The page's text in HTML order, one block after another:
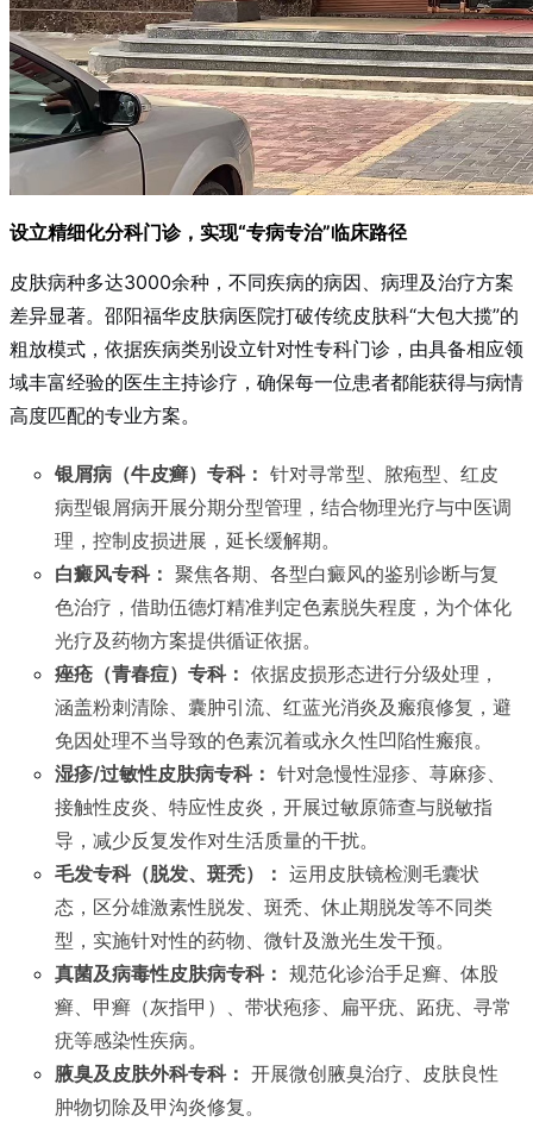
设立精细化分科门诊，实现“专病专治”临床路径
皮肤病种多达3000余种，不同疾病的病因、病理及治疗方案
差异显著。邵阳福华皮肤病医院打破传统皮肤科“大包大揽”的
粗放模式，依据疾病类别设立针对性专科门诊，由具备相应领
域丰富经验的医生主持诊疗，确保每一位患者都能获得与病情
高度匹配的专业方案。
银屑病（牛皮癣）专科： 针对寻常型、脓疱型、红皮
病型银屑病开展分期分型管理，结合物理光疗与中医调
理，控制皮损进展，延长缓解期。
白癜风专科： 聚焦各期、各型白癜风的鉴别诊断与复
色治疗，借助伍德灯精准判定色素脱失程度，为个体化
光疗及药物方案提供循证依据。
痤疮（青春痘）专科： 依据皮损形态进行分级处理，
涵盖粉刺清除、囊肿引流、红蓝光消炎及瘢痕修复，避
免因处理不当导致的色素沉着或永久性凹陷性瘢痕。
湿疹/过敏性皮肤病专科： 针对急慢性湿疹、荨麻疹、
接触性皮炎、特应性皮炎，开展过敏原筛查与脱敏指
导，减少反复发作对生活质量的干扰。
毛发专科（脱发、斑秃）： 运用皮肤镜检测毛囊状
态，区分雄激素性脱发、斑秃、休止期脱发等不同类
型，实施针对性的药物、微针及激光生发干预。
真菌及病毒性皮肤病专科： 规范化诊治手足癣、体股
癣、甲癣（灰指甲）、带状疱疹、扁平疣、跖疣、寻常
疣等感染性疾病。
腋臭及皮肤外科专科： 开展微创腋臭治疗、皮肤良性
肿物切除及甲沟炎修复。